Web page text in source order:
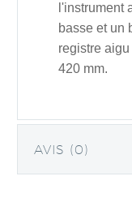
l'instrument
basse et un
registre
420 mm.
AVIS (0)